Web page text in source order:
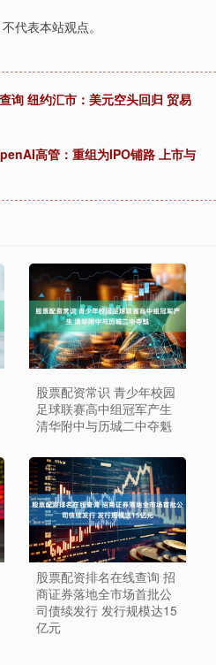
代表本站观点。
询 纽约汇市：美元空头回归 贸易
高管：重组为IPO铺路 上市与
股票配资常识 青少年校园
足球联赛高中组冠军产生
清华附中与历城二中夺魁
股票配资排名在线查询 招
商证券落地全市场首批公
司债续发行 发行规模达15
亿元